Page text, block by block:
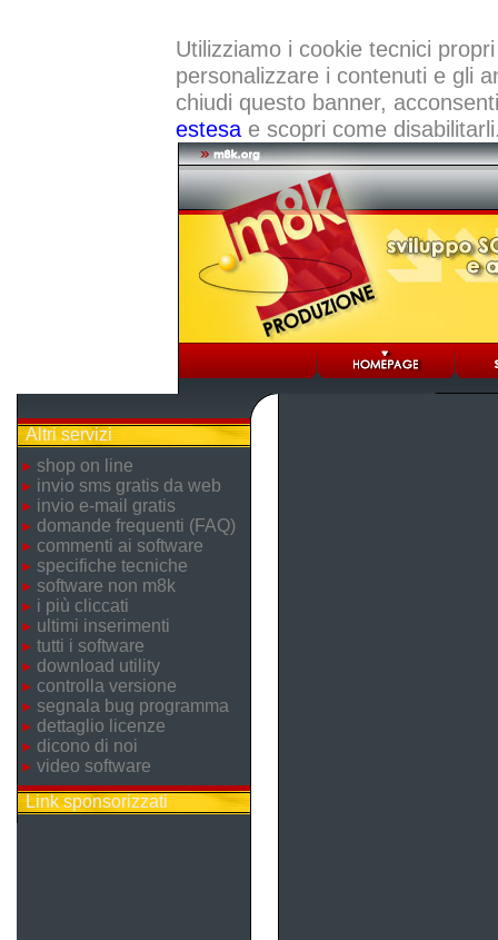
Utilizziamo i cookie tecnici
personalizzare i contenuti e gli
chiudi questo banner,
estesae scopri come
Altri servizi
shop on line
invio sms gratis da web
invio e-mail gratis
domande frequenti (FAQ)
commenti ai software
specifiche tecniche
software non m8k
i più cliccati
ultimi inserimenti
tutti i software
download utility
controlla versione
segnala bug programma
dettaglio licenze
dicono di noi
video software
Link sponsorizzati